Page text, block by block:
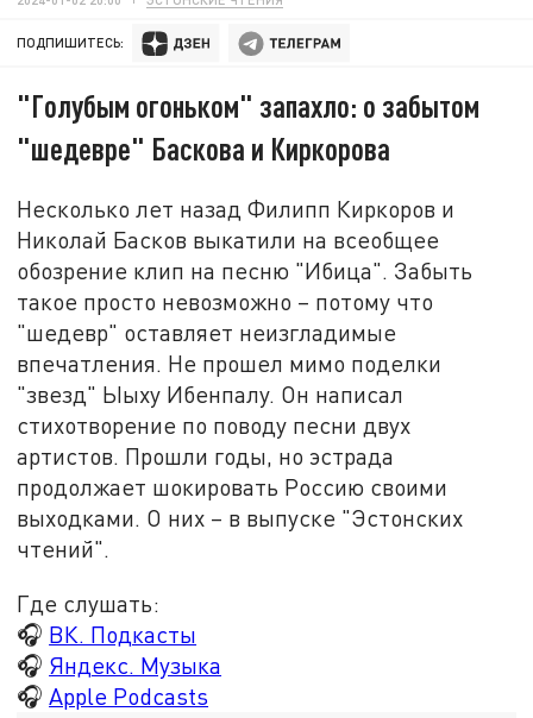
ПОДПИШИТЕСЬ:
"Голубым огоньком" запахло: о забытом
"шедевре" Баскова и Киркорова
Несколько лет назад Филипп Киркоров и
Николай Басков выкатили на всеобщее
обозрение клип на песню "Ибица". Забыть
такое просто невозможно – потому что
"шедевр" оставляет неизгладимые
впечатления. Не прошел мимо поделки
"звезд" Ыыху Ибенпалу. Он написал
стихотворение по поводу песни двух
артистов. Прошли годы, но эстрада
продолжает шокировать Россию своими
выходками. О них – в выпуске "Эстонских
чтений".
Где слушать:
🎧 ВК. Подкасты
🎧 Яндекс. Музыка
🎧 Apple Podcasts